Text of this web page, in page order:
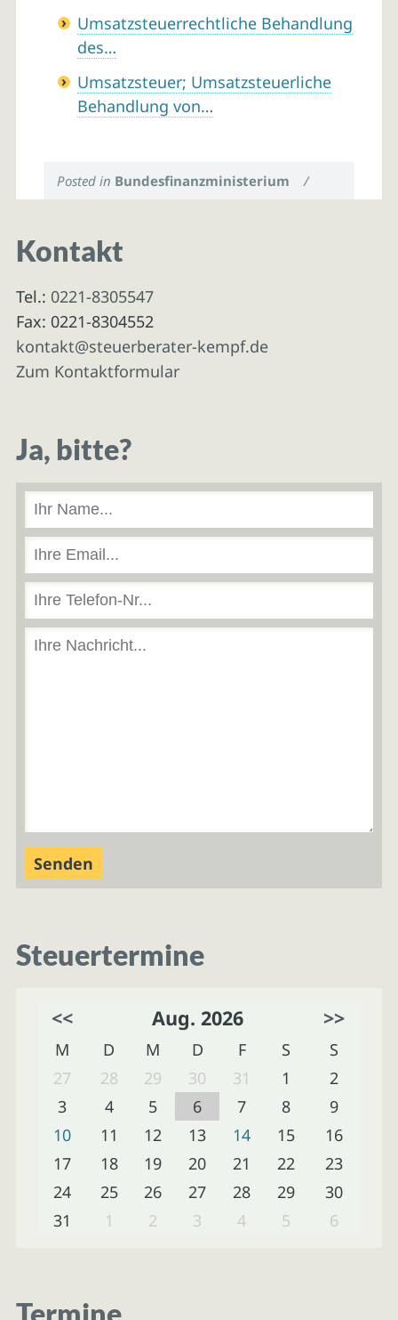
Umsatzsteuerrechtliche Behandlung
des…
Umsatzsteuer; Umsatzsteuerliche
Behandlung von…
Posted in Bundesfinanzministerium /
Kontakt
Tel.: 0221-8305547
Fax: 0221-8304552
kontakt@steuerberater-kempf.de
Zum Kontaktformular
Ja, bitte?
Steuertermine
<< Aug. 2026 >>
M D M D F S
S
27
28 29 30 31 1
2
3
4 5 6 7 8
9
10
11 12 13 14 15
16
17
18 19 20 21 22
23
24
25 26 27 28 29
30
31
1 2 3 4 5 6